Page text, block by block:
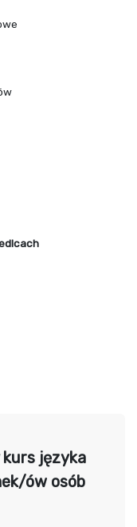
kurs języka
ów osób